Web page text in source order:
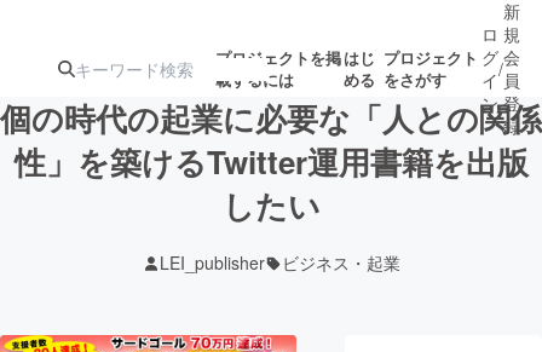
プロジェクトを掲
載するには
はじ
める
プロジェクト
をさがす
注目の新着プロ募集終了が近いプ
ロ
グ
イ
ン
/
新
規
会
員
登
録
個の時代の起業に必要な「人との関係
性」を築けるTwitter運用書籍を出版
したい
LEI_publisher ビジネス・起業